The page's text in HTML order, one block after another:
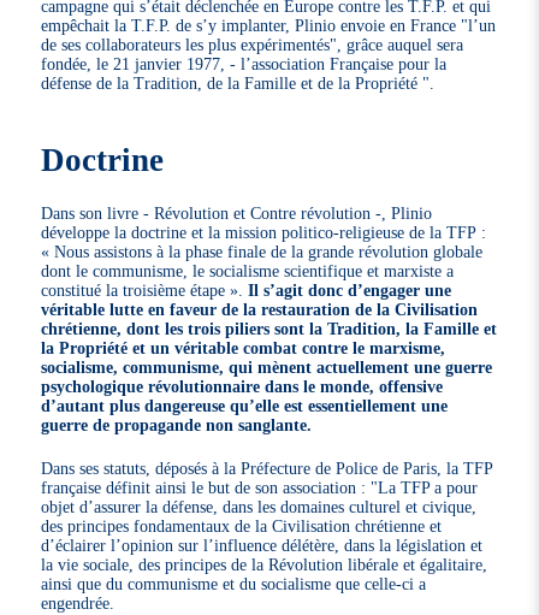
campagne qui s’était déclenchée en Europe contre les T.F.P. et qui
empêchait la T.F.P. de s’y implanter, Plinio envoie en France "l’un
de ses collaborateurs les plus expérimentés", grâce auquel sera
fondée, le 21 janvier 1977, - l’association Française pour la
défense de la Tradition, de la Famille et de la Propriété ".
Doctrine
Dans son livre - Révolution et Contre révolution -, Plinio
développe la doctrine et la mission politico-religieuse de la TFP :
« Nous assistons à la phase finale de la grande révolution globale
dont le communisme, le socialisme scientifique et marxiste a
constitué la troisième étape ».Il s’agit donc d’engager une
véritable lutte en faveur de la restauration de la Civilisation
chrétienne, dont les trois piliers sont la Tradition, la Famille et
la Propriété et un véritable combat contre le marxisme,
socialisme, communisme, qui mènent actuellement une guerre
psychologique révolutionnaire dans le monde, offensive
d’autant plus dangereuse qu’elle est essentiellement une
guerre de propagande non sanglante.
Dans ses statuts, déposés à la Préfecture de Police de Paris, la TFP
française définit ainsi le but de son association : "La TFP a pour
objet d’assurer la défense, dans les domaines culturel et civique,
des principes fondamentaux de la Civilisation chrétienne et
d’éclairer l’opinion sur l’influence délétère, dans la législation et
la vie sociale, des principes de la Révolution libérale et égalitaire,
ainsi que du communisme et du socialisme que celle-ci a
engendrée.